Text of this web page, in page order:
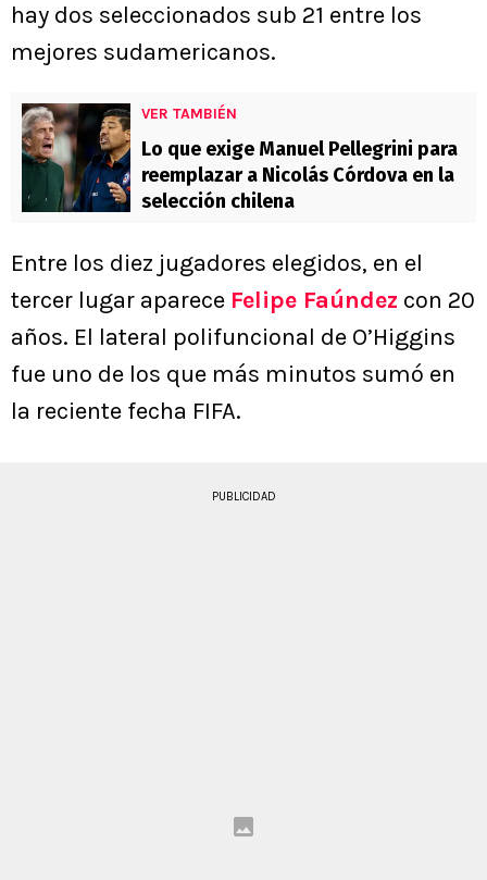
hay dos seleccionados sub 21 entre los
mejores sudamericanos.
VER TAMBIÉN
Lo que exige Manuel Pellegrini para
reemplazar a Nicolás Córdova en la
selección chilena
Entre los diez jugadores elegidos, en el
tercer lugar aparece Felipe Faúndez con 20
años. El lateral polifuncional de O’Higgins
fue uno de los que más minutos sumó en
la reciente fecha FIFA.
PUBLICIDAD